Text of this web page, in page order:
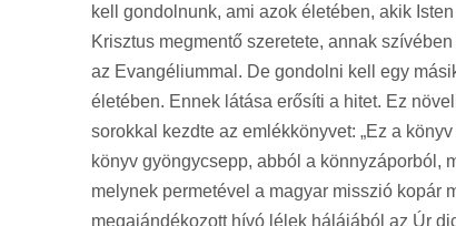
kell gondolnunk, ami azok életében, akik
Krisztus megmentő szeretete, annak
az Evangéliummal. De gondolni kell egy
életében. Ennek látása erősíti a hitet. Ez
sorokkal kezdte az emlékkönyvet: „Ez a
könyv gyöngycsepp, abból a könnyzáporból,
melynek permetével a magyar misszió kopár
megajándékozott hívó lélek hálájából az Úr